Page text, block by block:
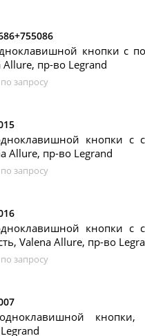
кнопки с
Allure, пр-во Legrand
запросу
кнопки с
Allure, пр-во Legrand
запросу
кнопки с
Valena Allure, пр-во
запросу
кнопки,